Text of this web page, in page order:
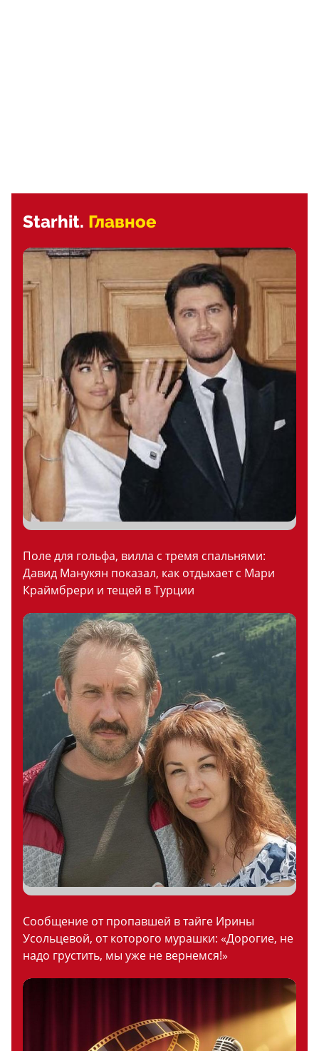
Starhit. Главное
Поле для гольфа, вилла с тремя спальнями:
Давид Манукян показал, как отдыхает с Мари
Краймбрери и тещей в Турции
Сообщение от пропавшей в тайге Ирины
Усольцевой, от которого мурашки: «Дорогие, не
надо грустить, мы уже не вернемся!»